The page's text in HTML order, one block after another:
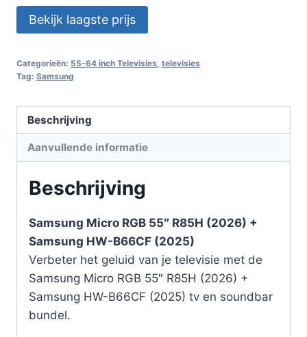
Bekijk laagste prijs
Categorieën: 55-64 inch Televisies televisies
Tag: Samsung
Beschrijving
Aanvullende informatie
Beschrijving
Samsung Micro RGB 55″ R85H (2026) +
Samsung HW-B66CF (2025)
Verbeter het geluid van je televisie met de
Samsung Micro RGB 55″ R85H (2026) +
Samsung HW-B66CF (2025) tv en soundbar
bundel.